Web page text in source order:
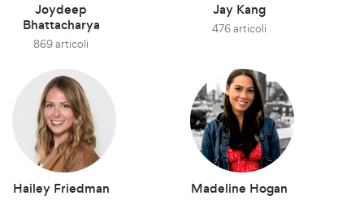
Joydeep
Bhattacharya
869 articoli
Jay Kang
476 articoli
Hailey Friedman Madeline Hogan